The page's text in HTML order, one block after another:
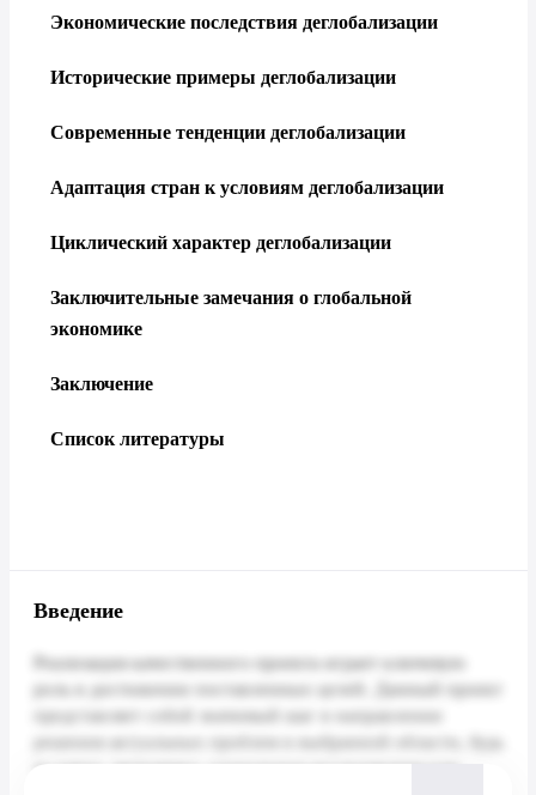
Экономические последствия деглобализации
Исторические примеры деглобализации
Современные тенденции деглобализации
Адаптация стран к условиям деглобализации
Циклический характер деглобализации
Заключительные замечания о глобальной
экономике
Заключение
Список литературы
Введение